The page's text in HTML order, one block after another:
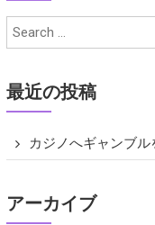
最近の投稿
カジノへギャンブ
アーカイブ